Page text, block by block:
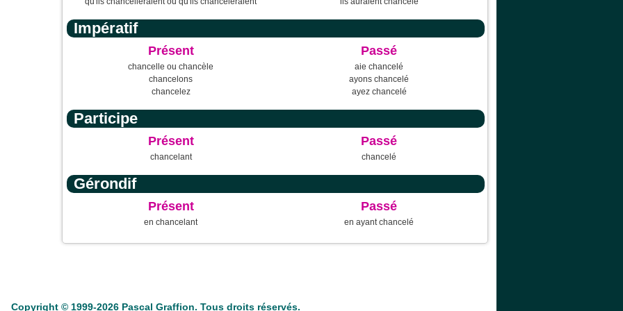
Impératif
Présent
chancelle ou chancèle
chancelons
chancelez
Passé
aie chancelé
ayons chancelé
ayez chancelé
Participe
Présent
chancelant
Passé
chancelé
Gérondif
Présent
en chancelant
Passé
en ayant chancelé
Copyright © 1999-2026 Pascal Graffion. Tous droits réservés.